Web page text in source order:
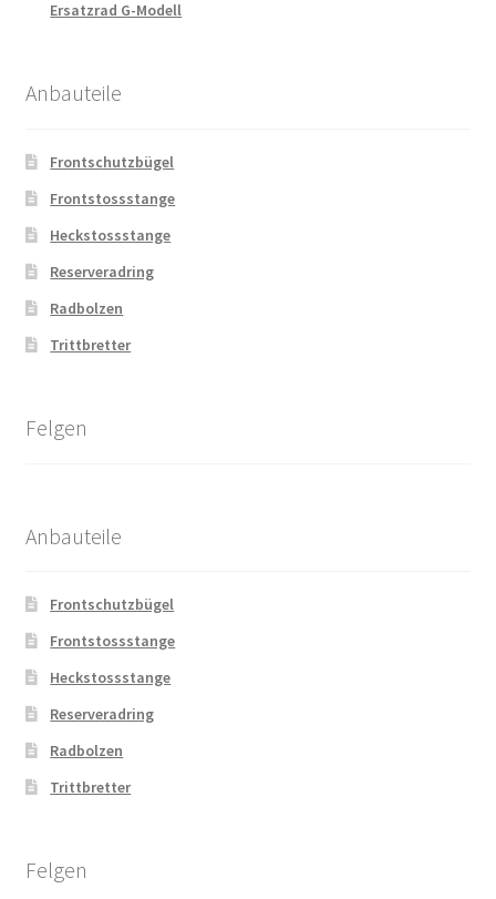
Ersatzrad G-Modell
Anbauteile
Frontschutzbügel
Frontstossstange
Heckstossstange
Reserveradring
Radbolzen
Trittbretter
Felgen
Anbauteile
Frontschutzbügel
Frontstossstange
Heckstossstange
Reserveradring
Radbolzen
Trittbretter
Felgen